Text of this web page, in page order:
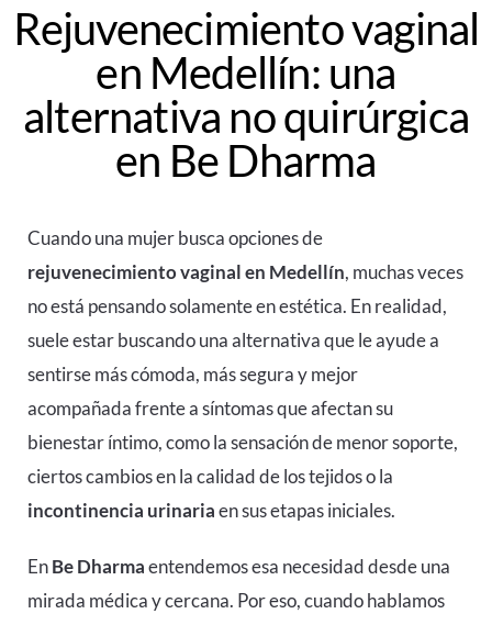
Rejuvenecimiento vaginal
en Medellín: una
alternativa no quirúrgica
en Be Dharma
Cuando una mujer busca opciones de
rejuvenecimiento vaginal en Medellín, muchas veces
no está pensando solamente en estética. En realidad,
suele estar buscando una alternativa que le ayude a
sentirse más cómoda, más segura y mejor
acompañada frente a síntomas que afectan su
bienestar íntimo, como la sensación de menor soporte,
ciertos cambios en la calidad de los tejidos o la
incontinencia urinariaen sus etapas iniciales.
EnBe Dharmaentendemos esa necesidad desde una
mirada médica y cercana. Por eso, cuando hablamos